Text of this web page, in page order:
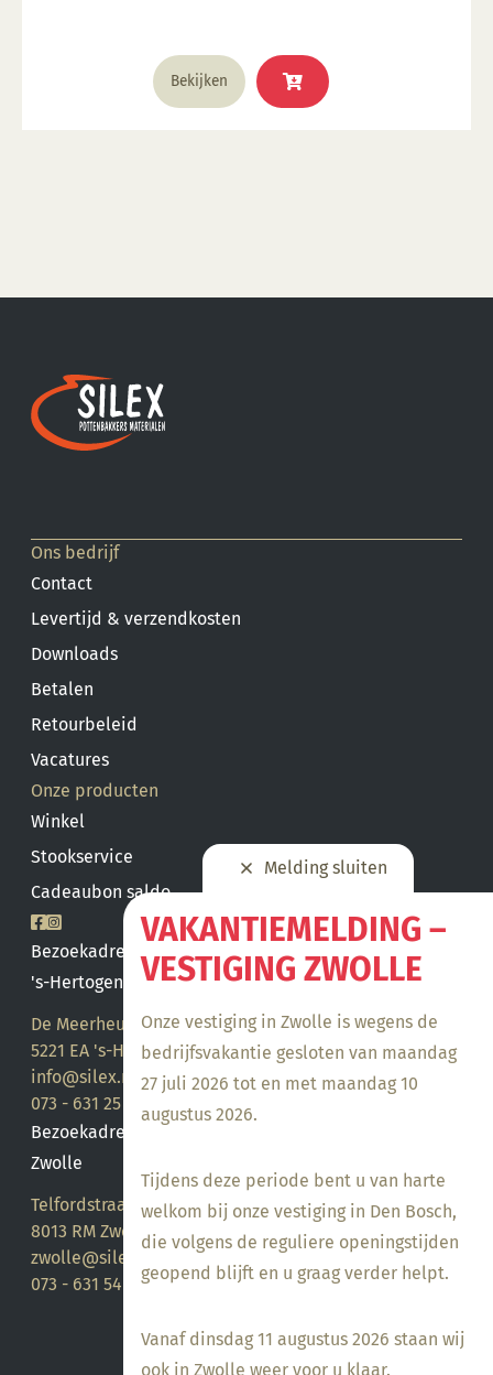
Melding sluiten
VAKANTIEMELDING –
VESTIGING ZWOLLE
Onze vestiging in Zwolle is wegens de
bedrijfsvakantie gesloten van maandag
27 juli 2026 tot en met maandag 10
augustus 2026.
Tijdens deze periode bent u van harte
welkom bij onze vestiging in Den Bosch,
die volgens de reguliere openingstijden
geopend blijft en u graag verder helpt.
Vanaf dinsdag 11 augustus 2026 staan wij
ook in Zwolle weer voor u klaar.
Bekijken
Ons bedrijf
Contact
Levertijd & verzendkosten
Downloads
Betalen
Retourbeleid
Vacatures
Onze producten
Winkel
Stookservice
Cadeaubon saldo
Bezoekadres
's-Hertogenbosch
De Meerheuvel 21
5221 EA 's-Hertogenbosch
info@silex.nl
073 - 631 25 28
Bezoekadres
Zwolle
Telfordstraat 14
8013 RM Zwolle
zwolle@silex.nl
073 - 631 54 05